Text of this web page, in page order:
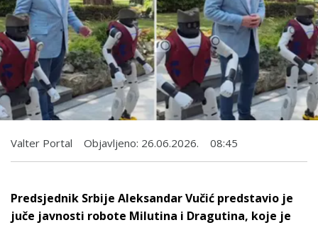
Valter Portal Objavljeno: 26.06.2026. 08:45
Predsjednik Srbije Aleksandar Vučić predstavio je
juče javnosti robote Milutina i Dragutina, koje je